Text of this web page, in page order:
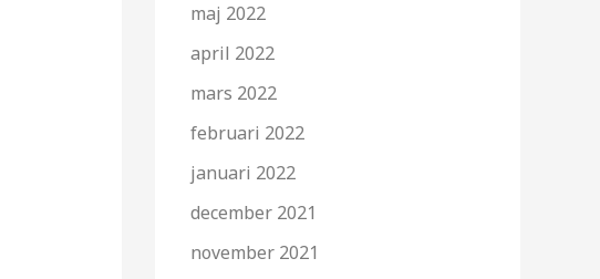
maj 2022
april 2022
mars 2022
februari 2022
januari 2022
december 2021
november 2021